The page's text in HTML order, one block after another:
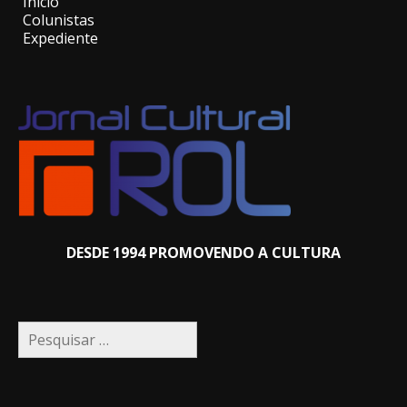
Colunistas
Expediente
DESDE 1994 PROMOVENDO A CULTURA
Pesquisar
por: